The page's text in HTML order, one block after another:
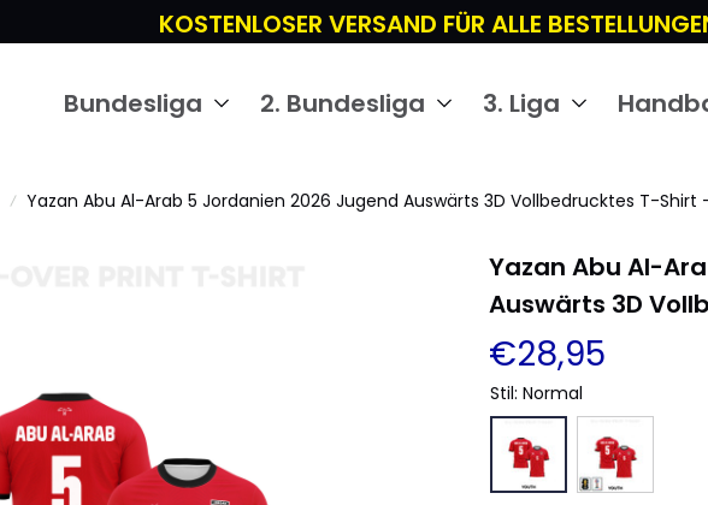
KOSTENLOSER VERSAND FÜR ALLE
Bundesliga 2. Bundesliga 3. Liga
Yazan Abu Al-Arab 5 Jordanien 2026 Jugend Auswärts 3D Vollbedrucktes T-Shirt
Yazan Abu Al-
Auswärts 3D
€28,95
Stil: Normal